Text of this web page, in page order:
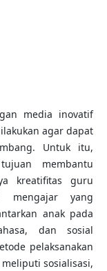
media inovatif
agar dapat
Untuk itu,
membantu
kreatifitas guru
mengajar yang
anak pada
dan sosial
pelaksanakan
sosialisasi,